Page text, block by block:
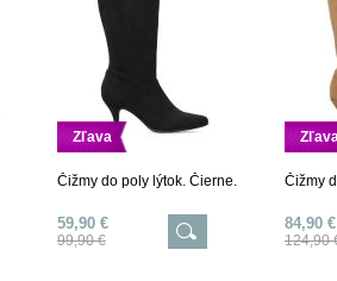
Zľava
Čižmy do poly lýtok. Čierne.
59,90 €
99,90 €
Čižmy
84,90 €
124,90